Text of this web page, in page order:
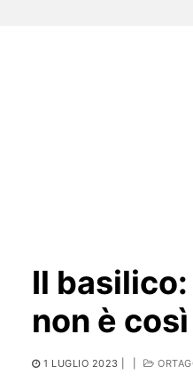
Il
non è
1 LUGLIO 2023